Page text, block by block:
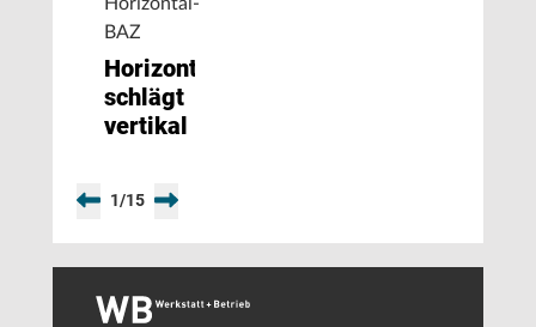
BAZ
Horizontal
schlägt
vertikal
1/15